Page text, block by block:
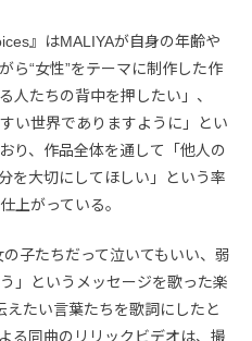
』はMALIYAが自身の年齢や
ら“女性”をテーマに制作した作
人たちの背中を押したい」、
い世界でありますように」とい
り、作品全体を通して「他人の
を大切にしてほしい」という率
上がっている。
子たちだって泣いてもいい、弱
」というメッセージを歌った楽
えたい言葉たちを歌詞にしたと
る同曲のリリックビデオは、撮